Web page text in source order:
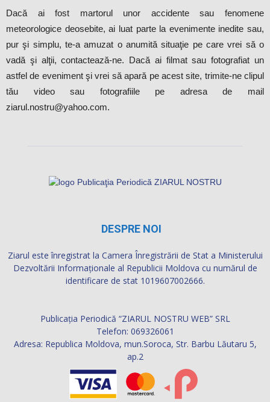
Dacă ai fost martorul unor accidente sau fenomene
meteorologice deosebite, ai luat parte la evenimente inedite sau,
pur şi simplu, te-a amuzat o anumită situaţie pe care vrei să o
vadă şi alţii, contactează-ne. Dacă ai filmat sau fotografiat un
astfel de eveniment şi vrei să apară pe acest site, trimite-ne clipul
tău video sau fotografiile pe adresa de mail
ziarul.nostru@yahoo.com.
DESPRE NOI
Ziarul este înregistrat la Camera Înregistrării de Stat a Ministerului
Dezvoltării Informaţionale al Republicii Moldova cu numărul de
identificare de stat 1019607002666.
Publicația Periodică “ZIARUL NOSTRU WEB” SRL
Telefon: 069326061
Adresa: Republica Moldova, mun.Soroca, Str. Barbu Lăutaru 5,
ap.2